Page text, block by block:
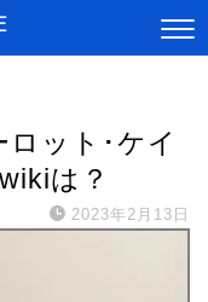
ット･ケイ
は？
2023年2月13日